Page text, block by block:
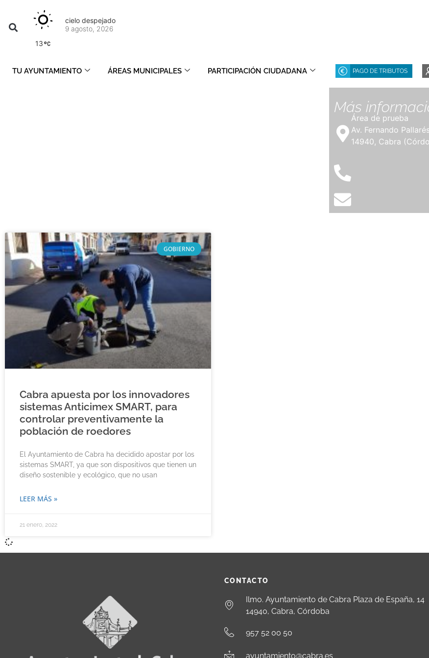
13
cielo despejado
9 agosto, 2026
TU AYUNTAMIENTO ÁREAS MUNICIPALES PARTICIPACIÓN CIUDADANA PAGO DE TRIBUTOS
Más
Área de prueba
Av. Fernando
14940, Cabra
GOBIERNO
Cabra apuesta por los innovadores
sistemas Anticimex SMART, para
controlar preventivamente la
población de roedores
El Ayuntamiento de Cabra ha decidido apostar por los
sistemas SMART, ya que son dispositivos que tienen un
diseño sostenible y ecológico, que no usan
LEER MÁS »
21 enero, 2022
CONTACTO
Ilmo. Ayuntamiento de Cabra Plaza de España, 14
14940, Cabra, Córdoba
957 52 00 50
ayuntamiento@cabra.es